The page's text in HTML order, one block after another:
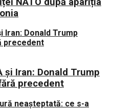
și Iran: Donald Trump
precedent